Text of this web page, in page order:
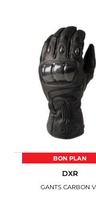
BON PLAN
DXR
GANTS CARBON